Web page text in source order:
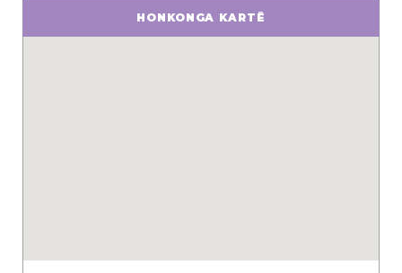
HONKONGA KARTĒ